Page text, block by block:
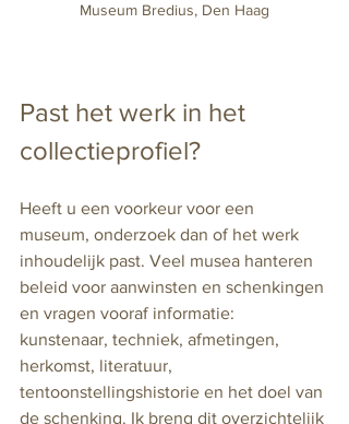
Museum Bredius, Den Haag
Past het werk in het
collectieprofiel?
Heeft u een voorkeur voor een
museum, onderzoek dan of het werk
inhoudelijk past. Veel musea hanteren
beleid voor aanwinsten en schenkingen
en vragen vooraf informatie:
kunstenaar, techniek, afmetingen,
herkomst, literatuur,
tentoonstellingshistorie en het doel van
de schenking. Ik breng dit overzichtelijk